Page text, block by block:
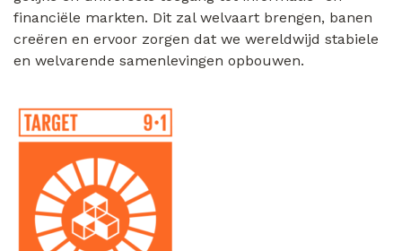
financiële markten. Dit zal welvaart brengen, banen
creëren en ervoor zorgen dat we wereldwijd stabiele
en welvarende samenlevingen opbouwen.